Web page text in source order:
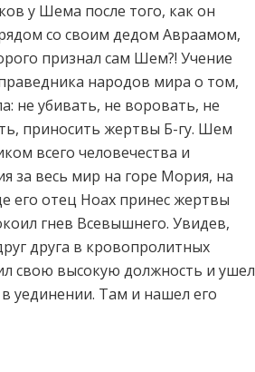
у Шема после того, как он
со своим дедом Авраамом,
признал сам Шем?! Учение
народов мира о том,
не убивать, не воровать, не
приносить жертвы Б-гу. Шем
всего человечества и
за весь мир на горе Мория, на
его отец Ноах принес жертвы
гнев Всевышнего. Увидев,
друга в кровопролитных
свою высокую должность и ушел
уединении. Там и нашел его